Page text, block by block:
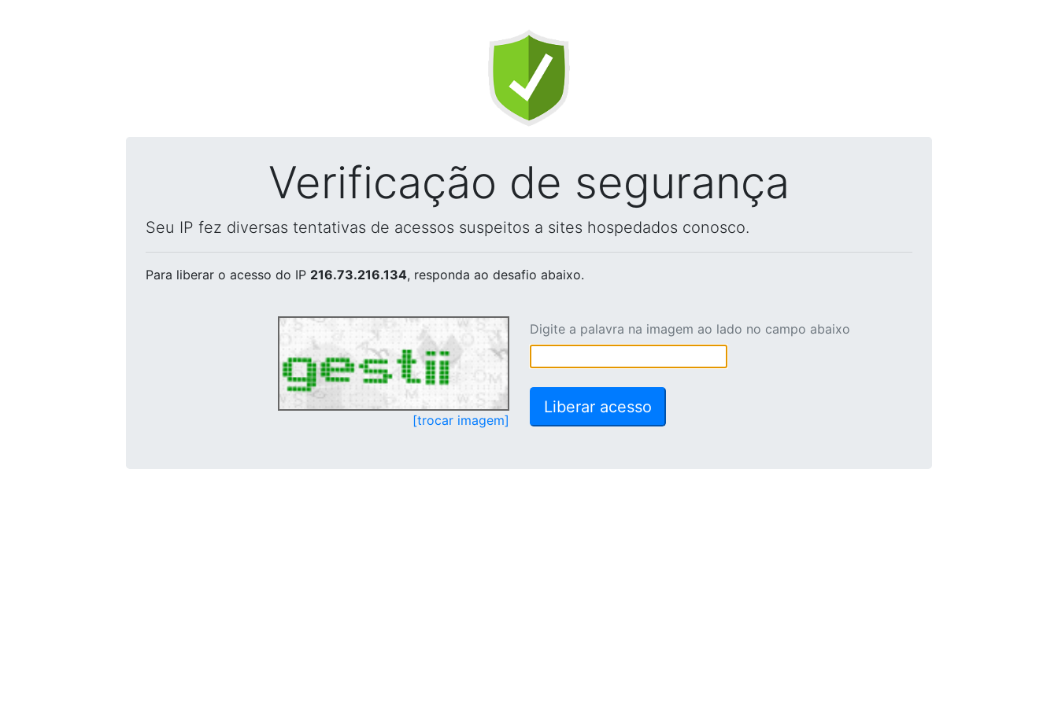
Verificação de segurança
Seu IP fez diversas tentativas de acessos suspeitos a sites hospedados conosco.
Para liberar o acesso do IP 216.73.216.134, responda ao desafio abaixo.
[trocar imagem]
Digite a palavra na imagem ao lado no campo abaixo